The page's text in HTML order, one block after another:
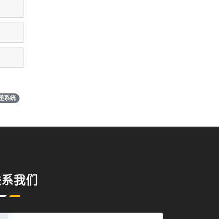
系统
我们